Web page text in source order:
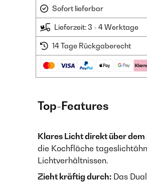
Sofort lieferbar
Lieferzeit: 3 - 4 Werktage
14 Tage Rückgaberecht
Top-Features
Klares Licht direkt über
die Kochfläche
Lichtverhältnissen.
Zieht kräftig durch: Das